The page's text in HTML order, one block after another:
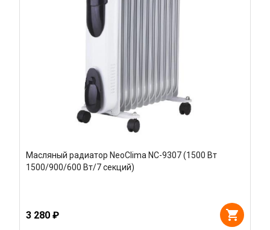
Масляный радиатор NeoClima NC-9307 (1500 Вт
1500/900/600 Вт/7 секций)
3 280 ₽